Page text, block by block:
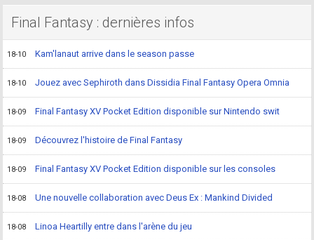
Final Fantasy : dernières infos
18-10 Kam'lanaut arrive dans le season passe
18-10 Jouez avec Sephiroth dans Dissidia Final Fantasy Opera Omnia
18-09 Final Fantasy XV Pocket Edition disponible sur Nintendo swit
18-09 Découvrez l'histoire de Final Fantasy
18-09 Final Fantasy XV Pocket Edition disponible sur les consoles
18-08 Une nouvelle collaboration avec Deus Ex : Mankind Divided
18-08 Linoa Heartilly entre dans l'arène du jeu